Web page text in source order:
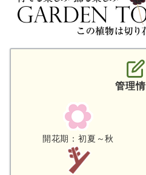
管理
開花期：初夏～秋